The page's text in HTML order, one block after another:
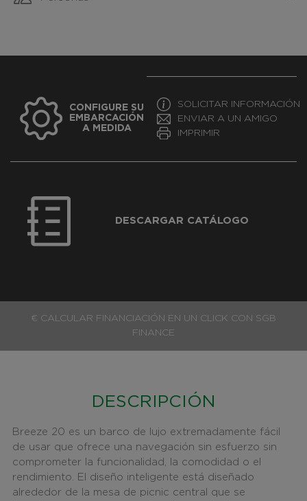
CONFIGURE SU
EMBARCACIÓN
A MEDIDA
SOLICITAR INFORMACIÓN
ENVIAR A UN AMIGO
IMPRIMIR
DESCARGAR CATÁLOGO
€ CALCULAR FINANCIACIÓN EN UN CLICK CON SGB
FINANCE
DESCRIPCIÓN
Breeze 20 es un barco de lujo extremadamente fácil
de usar que ofrece una navegación sin esfuerzo sin
comprometer la funcionalidad, la comodidad o el
rendimiento. El diseño inteligente está diseñado
alrededor de la mesa de picnic central que se